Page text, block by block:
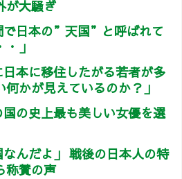
が大騒ぎ
で日本の”天国”と呼ばれて
」
本に移住したがる若者が多
かが見えているのか？」
の史上最も美しい女優を選
んだよ」 戦後の日本人の特
称賛の声